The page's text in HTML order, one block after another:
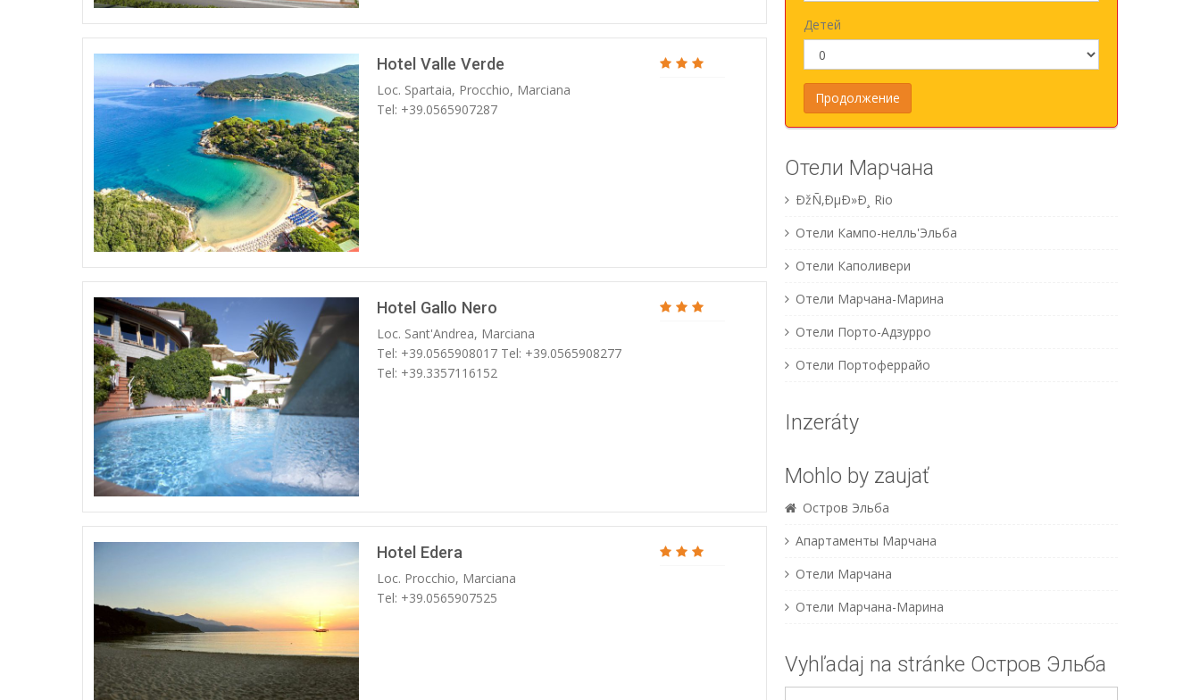
Hotel Valle Verde
Loc. Spartaia, Procchio, Marciana
Tel: +39.0565907287
Hotel Gallo Nero
Loc. Sant'Andrea, Marciana
Tel: +39.0565908017 Tel: +39.0565908277
Tel: +39.3357116152
Hotel Edera
Loc. Procchio, Marciana
Tel: +39.0565907525
Детей
Отели Марчана
ÐžÑ‚ÐµÐ»Ð¸ Rio
Отели Кампо-нелль'Эльба
Отели Каполивери
Отели Марчана-Марина
Отели Порто-Адзурро
Отели Портоферрайо
Inzeráty
Mohlo by zaujať
Остров Эльба
Апартаменты Марчана
Отели Марчана
Отели Марчана-Марина
Vyhľadaj na stránke Остров Эльба